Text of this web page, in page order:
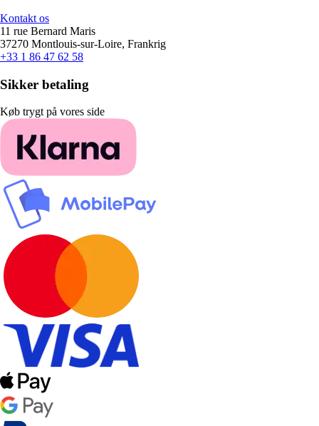
Kontakt os
11 rue Bernard Maris
37270 Montlouis-sur-Loire, Frankrig
+33 1 86 47 62 58
Sikker betaling
Køb trygt på vores side